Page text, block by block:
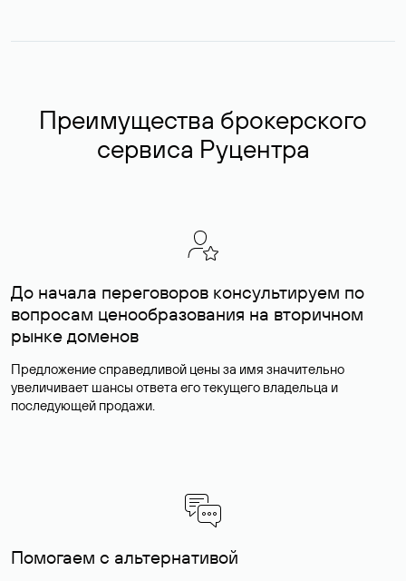
Преимущества брокерского
сервиса Руцентра
До начала переговоров консультируем по
вопросам ценообразования на вторичном
рынке доменов
Предложение справедливой цены за имя значительно
увеличивает шансы ответа его текущего владельца и
последующей продажи.
Помогаем с альтернативой